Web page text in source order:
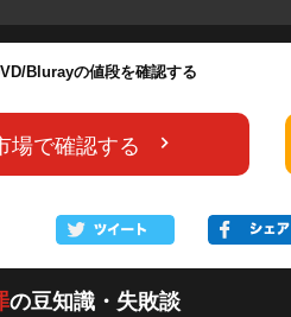
Blurayの値段を確認する
場で確認する
の豆知識・失敗談